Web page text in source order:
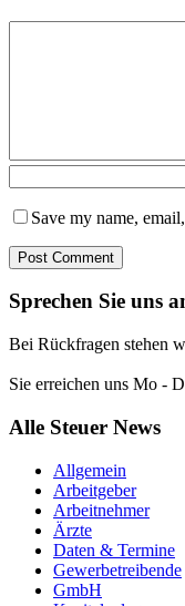
Save my name,
Sprechen Sie uns
Bei Rückfragen stehen
Sie erreichen uns Mo -
Alle Steuer News
Allgemein
Arbeitgeber
Arbeitnehmer
Ärzte
Daten & Termine
Gewerbetreibende
GmbH